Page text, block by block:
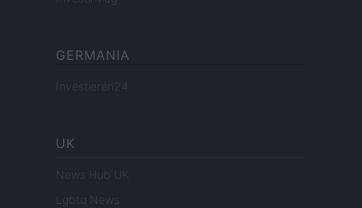
GERMANIA
Investieren24
UK
News Hub UK
Lgbtq News